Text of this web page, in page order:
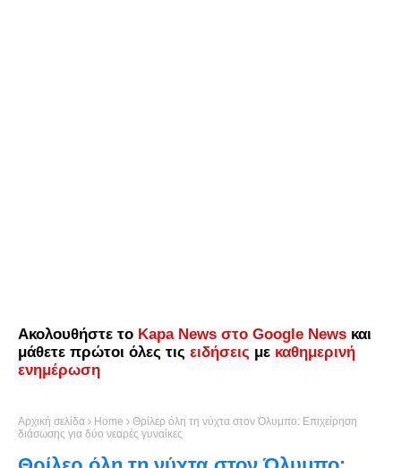
Ακολουθήστε το Kapa News στο Google News και
μάθετε πρώτοι όλες τις ειδήσεις με καθημερινή
ενημέρωση
Αρχική σελίδα Home
Θρίλερ όλη τη νύχτα στον Όλυμπο: Επιχείρηση
διάσωσης για δύο νεαρές γυναίκες